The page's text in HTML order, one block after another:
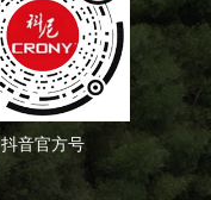
抖音官方号